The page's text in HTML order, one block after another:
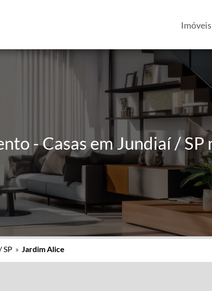
Imóveis
- Casas em Jundiaí /
SP » Jardim Alice